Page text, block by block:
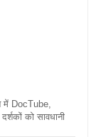
में DocTube,
को सावधानी